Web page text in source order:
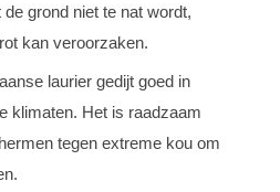
grond niet te nat wordt,
kan veroorzaken.
laurier gedijt goed in
klimaten. Het is raadzaam
tegen extreme kou om